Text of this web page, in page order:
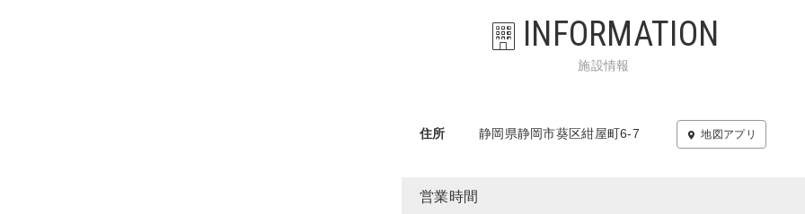
INFORMATION
施設情報
住所 静岡県静岡市葵区紺屋町6-7 地図アプリ
営業時間